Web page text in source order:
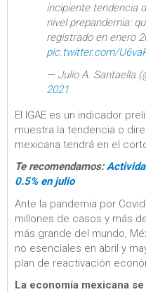
incipiente tendencia
nivel prepandemia:
registrado en enero
pic.twitter.com/
— Julio A. Santaella
2021
El IGAE es un indicador
muestra la tendencia o
mexicana tendrá en el
Te recomendamos:
0.5% en julio
Ante la pandemia por
millones de casos y más
más grande del mundo,
no esenciales en abril y
plan de reactivación
La economía mexicana